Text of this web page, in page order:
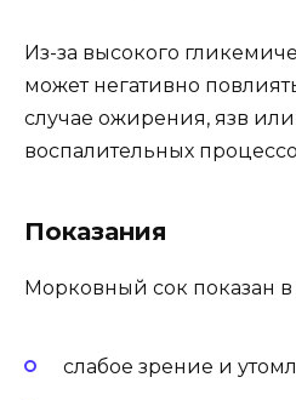
Из-за высокого
может негативно
случае ожирения, язв
воспалительных
Показания
Морковный сок показан
слабое зрение и